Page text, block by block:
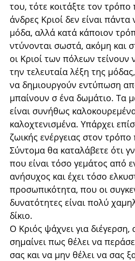
του, τότε κοιτάξτε τον τρόπο
άνδρες Κριοί δεν είναι πάντα
μόδα, αλλά κατά κάποιον
ντύνονται σωστά, ακόμη και
οι Κριοί των πόλεων τείνουν
την τελευταία λέξη της
να δημιουργούν εντύπωση
μπαίνουν σ ένα δωμάτιο. Τα
είναι συνήθως
καλοχτενισμένα. Υπάρχει
ζωικής ενέργειας στον
Σύντομα θα καταλάβετε ότι
που είναι τόσο γεμάτος από
ανήσυχος και έχει τόσο
προσωπικότητα, που οι
δυνατότητες είναι πολύ
δίκιο.
Ο Κριός ψάχνει για διέγερση,
σημαίνει πως θέλει να
σας και να μην θέλει να σας